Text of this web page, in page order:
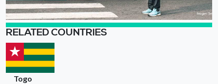
RELATED COUNTRIES
Togo